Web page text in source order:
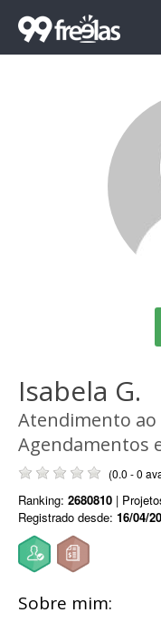
Isabela G.
Atendimento ao
Agendamentos
(0.0 - 0
Ranking: 2680810 |
Registrado desde: 16/04/
Sobre mim: